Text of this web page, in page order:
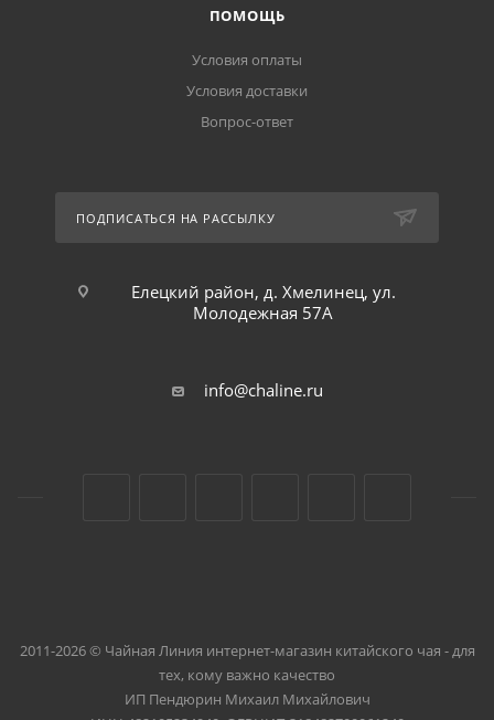
ПОМОЩЬ
Условия оплаты
Условия доставки
Вопрос-ответ
ПОДПИСАТЬСЯ НА РАССЫЛКУ
Елецкий район, д. Хмелинец, ул.
Молодежная 57А
info@chaline.ru
2011-2026 © Чайная Линия интернет-магазин китайского чая - для
тех, кому важно качество
ИП Пендюрин Михаил Михайлович